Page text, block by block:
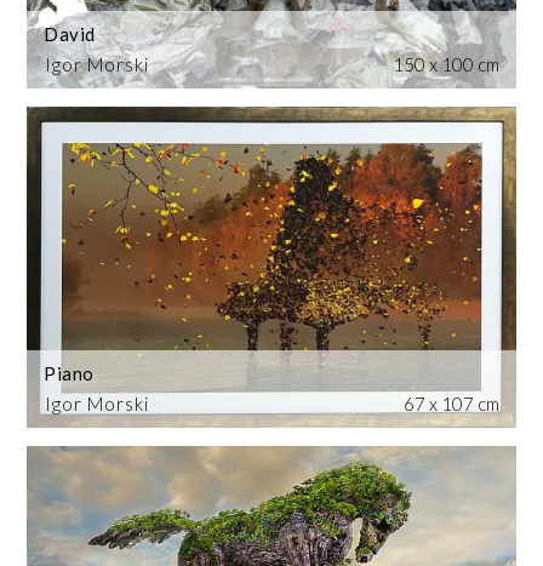
Igor Morski
David
150 x 100 cm
Igor Morski
Piano
67 x 107 cm